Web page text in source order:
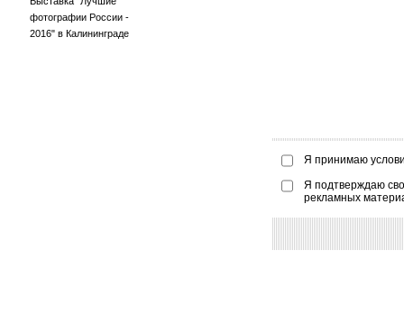
фотографии России -
2016" в Калининграде
Я принимаю
Я подтверждаю
рекламных